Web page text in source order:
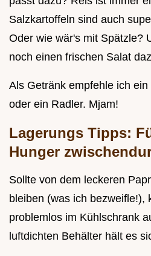
Salzkartoffeln sind auch
Oder wie wär's mit Spätzle?
noch einen frischen Salat
Als Getränk empfehle ich
oder ein Radler. Mjam!
Lagerungs Tipps:
Hunger
Sollte von dem leckeren
bleiben (was ich bezweifle!),
problemlos im Kühlschrank
luftdichten Behälter hält es